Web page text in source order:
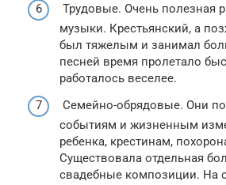
Трудовые. Очень полезная
музыки. Крестьянский, а
был тяжелым и занимал
песней время пролетало
работалось веселее.
Семейно-обрядовые. Они
событиям и жизненным
ребенка, крестинам,
Существовала отдельная
свадебные композиции. На